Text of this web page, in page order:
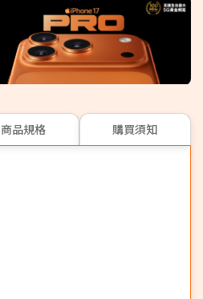
商品規格 購買須知